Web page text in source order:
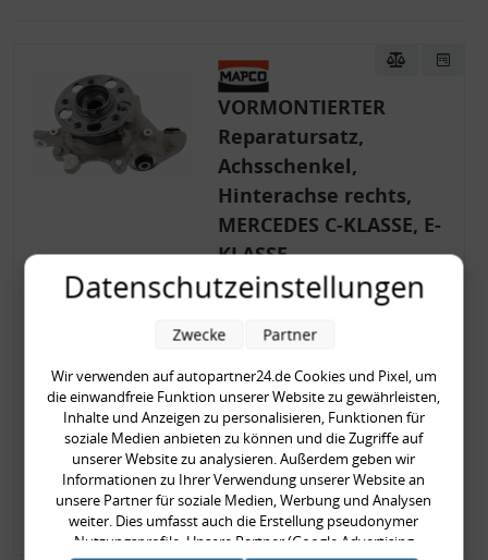
VORMONTIERTER
Reparatursatz,
Achsschenkel,
Hinterachse rechts,
MERCEDES C-KLASSE, E-
KLASSE
Art.Nr.:
107853/4
4043605492890
129,90 €
129,90 € pro Stück
inkl. gesetzl. MwSt., zzgl.Versandkosten
Verfügbar Lieferzeit: 1-2 Tage
Zum Artikel
Datenschutzeinstellungen
Wir verwenden auf autopartner24.de Cookies und Pixel, um
die einwandfreie Funktion unserer Website zu gewährleisten,
Inhalte und Anzeigen zu personalisieren, Funktionen für
soziale Medien anbieten zu können und die Zugriffe auf
unserer Website zu analysieren. Außerdem geben wir
Informationen zu Ihrer Verwendung unserer Website an
unsere Partner für soziale Medien, Werbung und Analysen
weiter. Dies umfasst auch die Erstellung pseudonymer
Nutzungsprofile. Unsere Partner (Google Advertising
Zwecke Partner